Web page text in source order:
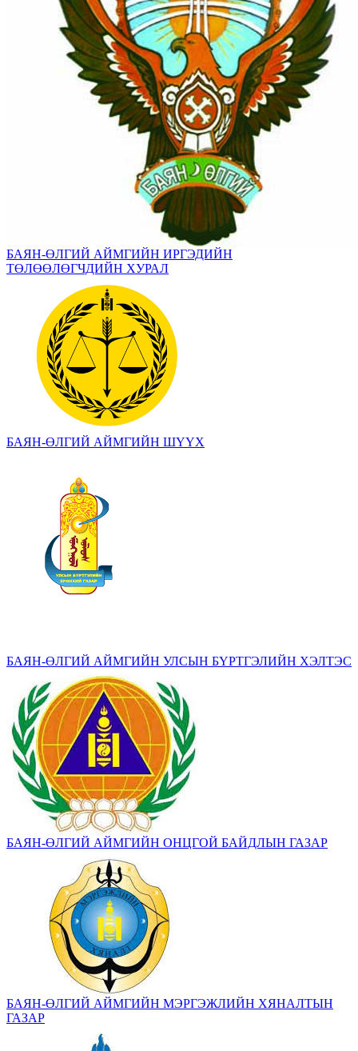
БАЯН-ӨЛГИЙ АЙМГИЙН ИРГЭДИЙН
ТӨЛӨӨЛӨГЧДИЙН ХУРАЛ
БАЯН-ӨЛГИЙ АЙМГИЙН ШҮҮХ
БАЯН-ӨЛГИЙ АЙМГИЙН УЛСЫН БҮРТГЭЛИЙН ХЭЛТЭС
БАЯН-ӨЛГИЙ АЙМГИЙН ОНЦГОЙ БАЙДЛЫН ГАЗАР
БАЯН-ӨЛГИЙ АЙМГИЙН МЭРГЭЖЛИЙН ХЯНАЛТЫН
ГАЗАР